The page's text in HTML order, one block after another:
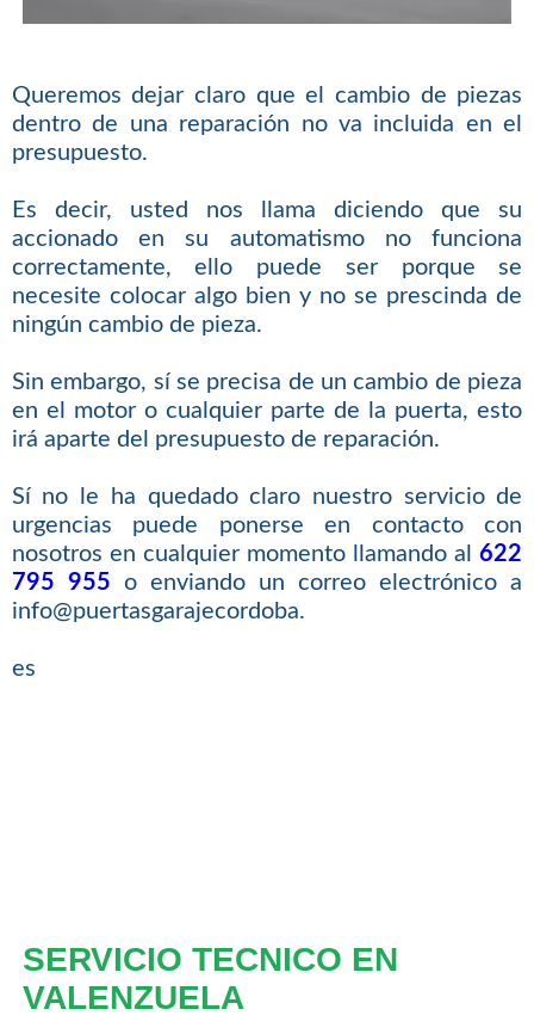
Queremos dejar claro que el cambio de piezas
dentro de una reparación no va incluida en el
presupuesto.
Es decir, usted nos llama diciendo que su
accionado en su automatismo no funciona
correctamente, ello puede ser porque se
necesite colocar algo bien y no se prescinda de
ningún cambio de pieza.
Sin embargo, sí se precisa de un cambio de pieza
en el motor o cualquier parte de la puerta, esto
irá aparte del presupuesto de reparación.
Sí no le ha quedado claro nuestro servicio de
urgencias puede ponerse en contacto con
nosotros en cualquier momento llamando al622
795 955 o enviando un correo electrónico a
info@puertasgarajecordoba.
es
SERVICIO TECNICO EN
VALENZUELA